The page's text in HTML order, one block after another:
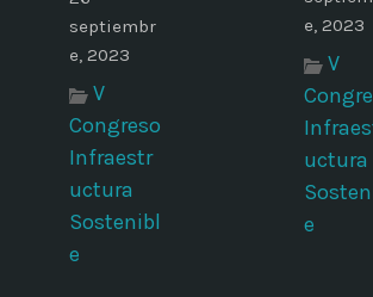
septiembr
e, 2023
V
Congreso
Infraestr
uctura
Sostenibl
e
e, 2023
V
uctura
e